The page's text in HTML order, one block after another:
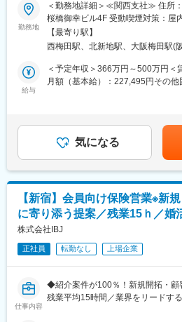
自らを変えていこうとするひたむ
気が、誰かの人生を、そしてあな
んな瞬間を、私たちはこの場所で
最高に輝く人生の１ページを、こ
■働く環境：
・年間休日120日／月9日休み
・表彰制度多数（MVPは最大100
■婚活企業の保険事業とは
当社の会員様に向けたご提案なの
く、顧客獲得に困ることはありませ
当社は成婚～生活まで人生に関わ
るため、
その信頼関係から受注率も高く、
今後、当社の中で保険事業をさら
す。
近年、成婚された会員様からの信
■業務内容
婚活サービス事業部からの紹介で
設計や資産形成のアドバイスを行
いただきます。
通常の保険営業と異なり、婚活カ
100％！新規営業や飛び込み営業
■業務詳細
・保険の相談（資産運用～住宅な
勤務地
＜勤務地詳細＞≪関西支社≫ 住所
桜橋御幸ビル4F 受動喫煙対策：屋
定める事業所
【最寄り駅】
西梅田駅、北新地駅、大阪梅田駅(
給与
＜予定年収＞366万円～500万円＜
月額（基本給）：227,495円その
（2月、8月）■賞与：年2回（2月
（一律2.5万円／月）※業績に応じ
賃金はあくまでも目安の金額であ
性があります。月給(月額)は固定手
気になる
【新宿】会員向け保険営業※新
に寄り添う提案／残業15ｈ／
株式会社IBJ
正社員 転勤なし 上場企業
仕事内容
◆紹介案件が100％！新規開拓・顧
残業平均15時間／業界をリードす